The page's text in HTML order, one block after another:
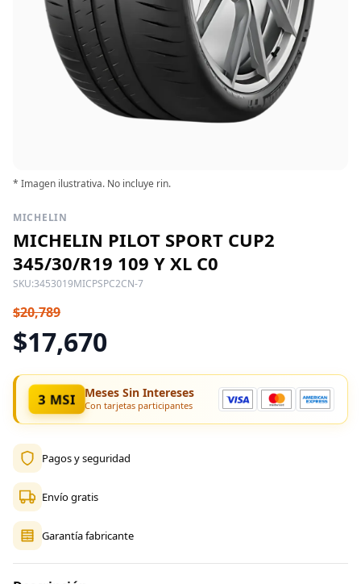
* Imagen ilustrativa. No incluye rin.
MICHELIN
MICHELIN PILOT SPORT CUP2
345/30/R19 109 Y XL C0
SKU:3453019MICPSPC2CN-7
$20,789
$17,670
3 MSI Meses Sin Intereses
Con tarjetas participantes
Pagos y seguridad
Envío gratis
Garantía fabricante